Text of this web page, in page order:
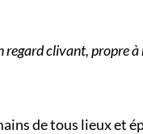
regard clivant, propre à
de tous lieux et